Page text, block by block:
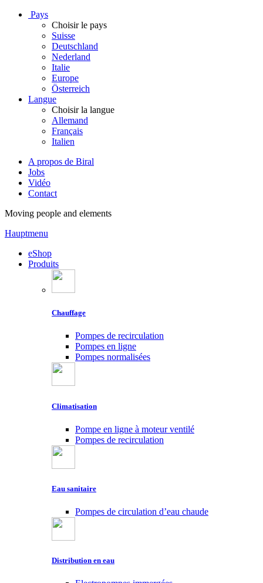
Pays
Choisir le pays
Suisse
Deutschland
Nederland
Italie
Europe
Österreich
Langue
Choisir la langue
Allemand
Français
Italien
A propos de Biral
Jobs
Vidéo
Contact
Moving people and elements
Hauptmenu
eShop
Produits
Chauffage
Pompes de recirculation
Pompes en ligne
Pompes normalisées
Climatisation
Pompe en ligne à moteur ventilé
Pompes de recirculation
Eau sanitaire
Pompes de circulation d’eau chaude
Distribution en eau